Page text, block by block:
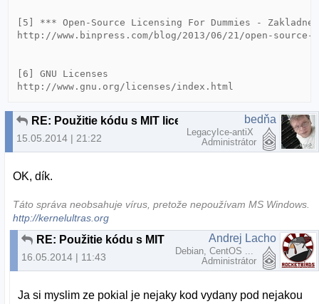
[5] *** Open-Source Licensing For Dummies - Zakladne
http://www.binpress.com/blog/2013/06/21/open-
[6] GNU Licenses
15.05.2014 | 21:22
bedňa
LegacyIce-antiX
Administrátor
OK, dík.
Táto správa neobsahuje vírus, pretože nepoužívam MS Windows.
http://kernelultras.org
16.05.2014 | 11:43
Andrej Lacho
Debian, CentOS ...
Administrátor
Ja si myslim ze pokial je nejaky kod vydany pod nejakou